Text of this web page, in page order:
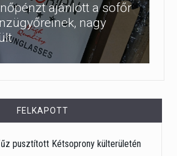
ajánlott a sofőr
nagy
FELKAPOTT
pusztított Kétsoprony külterületén